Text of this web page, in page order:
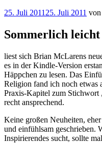
Veröffentlicht
25. Juli 2011 25. Juli 2011 von
Sommerlich leicht
liest sich Brian McLarens
es in der Kindle-Version
Häppchen zu lesen. Das
Religion fand ich noch etwas
Praxis-Kapitel zum Stichwort
recht ansprechend.
Keine großen Neuheiten,
und einfühlsam geschrieben.
Inspirierendes sucht, sollte